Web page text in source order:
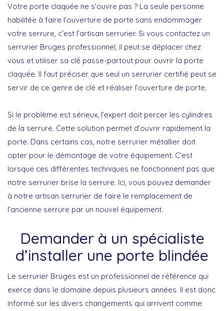
Votre porte claquée ne s’ouvre pas ? La seule personne
habilitée à faire l’ouverture de porte sans endommager
votre serrure, c’est l’artisan serrurier. Si vous contactez un
serrurier Bruges professionnel, il peut se déplacer chez
vous et utiliser sa clé passe-partout pour ouvrir la porte
claquée. Il faut préciser que seul un serrurier certifié peut se
servir de ce genre de clé et réaliser l’ouverture de porte.
Si le problème est sérieux, l’expert doit percer les cylindres
de la serrure. Cette solution permet d’ouvrir rapidement la
porte. Dans certains cas, notre serrurier métallier doit
opter pour le démontage de votre équipement. C’est
lorsque ces différentes techniques ne fonctionnent pas que
notre serrurier brise la serrure. Ici, vous pouvez demander
à notre artisan serrurier de faire le remplacement de
l’ancienne serrure par un nouvel équipement.
Demander à un spécialiste
d’installer une porte blindée
Le serrurier Bruges est un professionnel de référence qui
exerce dans le domaine depuis plusieurs années. Il est donc
informé sur les divers changements qui arrivent comme